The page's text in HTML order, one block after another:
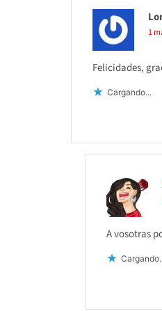
1
Felicidades,
Cargando...
A vosotras